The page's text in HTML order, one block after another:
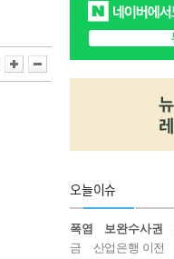
오늘이슈
폭염 보완수사권
금
산업은행 이전